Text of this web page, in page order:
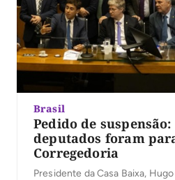
Brasil
Pedido de
deputados foram
Corregedoria
Presidente da Casa Baixa,